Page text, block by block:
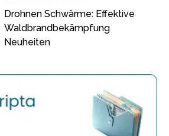
Drohnen Schwärme: Effektive
Waldbrandbekämpfung
Neuheiten